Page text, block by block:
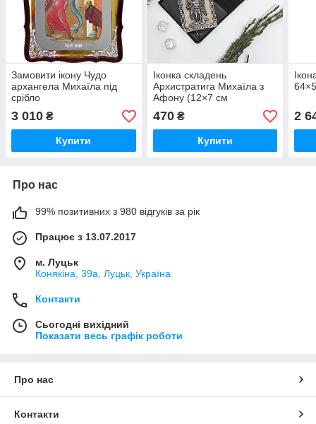
Замовити ікону Чудо
архангела Михаїла під
срібло
3 010 ₴
Купити
Іконка складень
Архистратига Михаїла з
Афону (12×7 см
470₴
Купити
2
Про нас
99% позитивних з 980 відгуків за рік
Працює з 13.07.2017
м. Луцьк
Конякіна, 39а, Луцьк, Україна
Контакти
Сьогодні вихідний
Показати весь графік роботи
Про нас
Контакти